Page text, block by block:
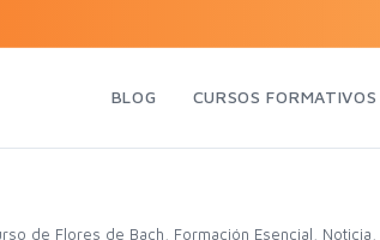
BLOG CURSOS FORMATIVOS
de Flores de Bach Formación Esencial Noticia